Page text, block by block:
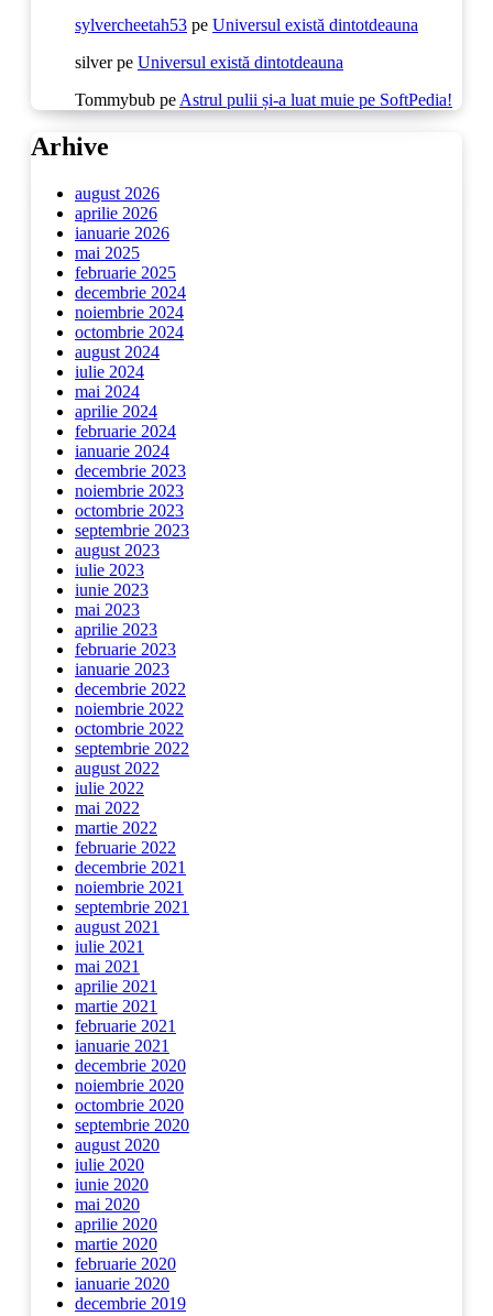
sylvercheetah53 pe Universul există dintotdeauna
silverpe Universul există dintotdeauna
Tommybub pe Astrul pulii și-a luat muie pe SoftPedia!
Arhive
august 2026
aprilie 2026
ianuarie 2026
mai 2025
februarie 2025
decembrie 2024
noiembrie 2024
octombrie 2024
august 2024
iulie 2024
mai 2024
aprilie 2024
februarie 2024
ianuarie 2024
decembrie 2023
noiembrie 2023
octombrie 2023
septembrie 2023
august 2023
iulie 2023
iunie 2023
mai 2023
aprilie 2023
februarie 2023
ianuarie 2023
decembrie 2022
noiembrie 2022
octombrie 2022
septembrie 2022
august 2022
iulie 2022
mai 2022
martie 2022
februarie 2022
decembrie 2021
noiembrie 2021
septembrie 2021
august 2021
iulie 2021
mai 2021
aprilie 2021
martie 2021
februarie 2021
ianuarie 2021
decembrie 2020
noiembrie 2020
octombrie 2020
septembrie 2020
august 2020
iulie 2020
iunie 2020
mai 2020
aprilie 2020
martie 2020
februarie 2020
ianuarie 2020
decembrie 2019